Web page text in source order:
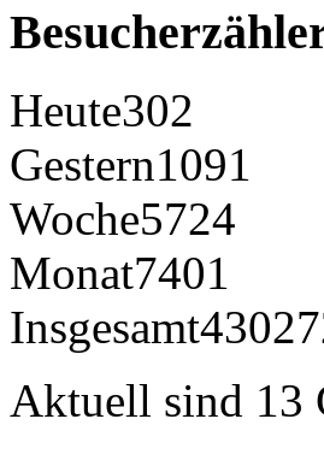
Heute302
Gestern1091
Woche5724
Monat7401
Insgesamt
Aktuell sind 13